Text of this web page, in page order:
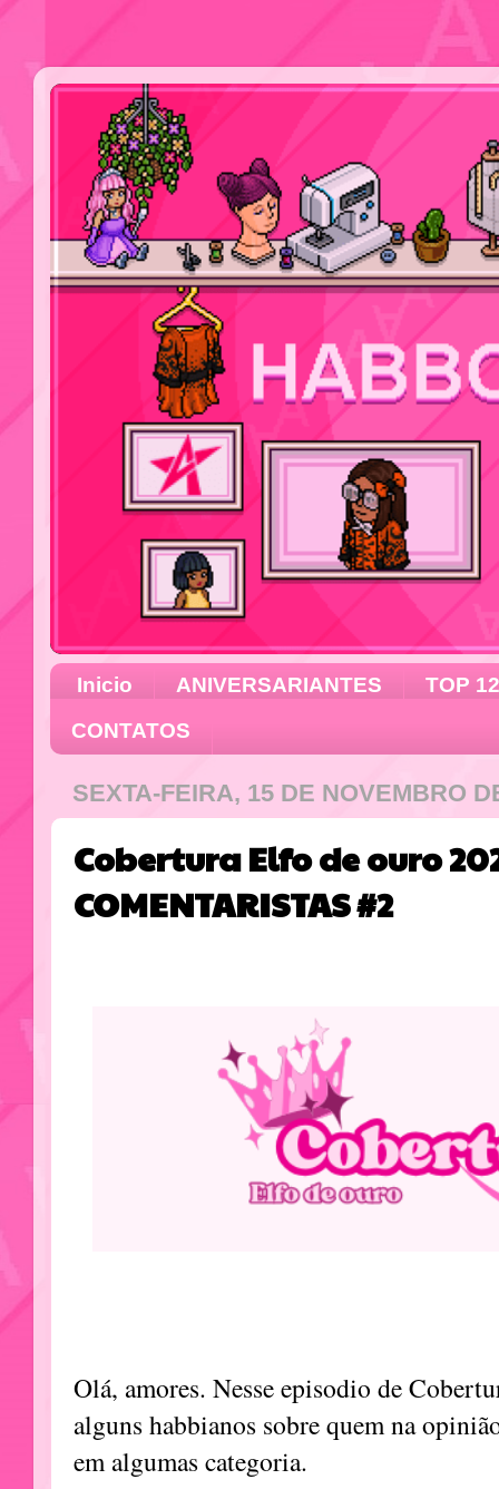
Inicio ANIVERSARIANTES
TOP 12
CONTATOS
SEXTA-FEIRA, 15 DE NOVEMBRO
Cobertura Elfo de ouro
COMENTARISTAS #2
Olá, amores. Nesse episodio de
alguns habbianos sobre quem na
em algumas categoria.